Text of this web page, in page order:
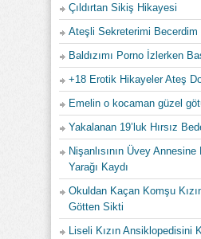
Çıldırtan Sikiş Hikayesi
Ateşli Sekreterimi Becerdim
Baldızımı Porno İzlerken
+18 Erotik Hikayeler Ateş
Emelin o kocaman güzel
Yakalanan 19’luk Hırsız
Nişanlısının Üvey
Yarağı Kaydı
Okuldan Kaçan Komşu
Götten Sikti
Liseli Kızın Ansiklopedisini